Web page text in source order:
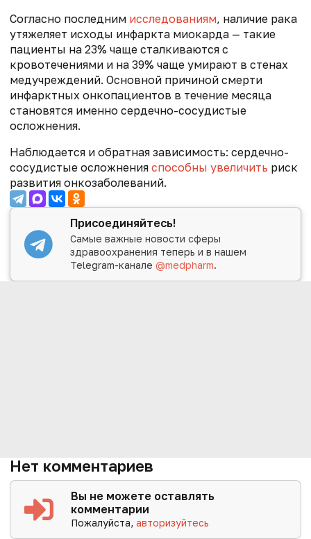
Согласно последним исследованиям, наличие рака
утяжеляет исходы инфаркта миокарда — такие
пациенты на 23% чаще сталкиваются с
кровотечениями и на 39% чаще умирают в стенах
медучреждений. Основной причиной смерти
инфарктных онкопациентов в течение месяца
становятся именно сердечно-сосудистые
осложнения.
Наблюдается и обратная зависимость: сердечно-
сосудистые осложнения способны увеличить риск
развития онкозаболеваний.
Присоединяйтесь!
Самые важные новости сферы
здравоохранения теперь и в нашем
Telegram-канале@medpharm.
Нет комментариев
Вы не можете оставлять
комментарии
Пожалуйста,авторизуйтесь